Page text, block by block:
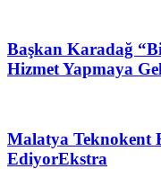
Başkan Karadağ
Hizmet Yapmaya
Malatya Teknokent
EdiyorEkstra